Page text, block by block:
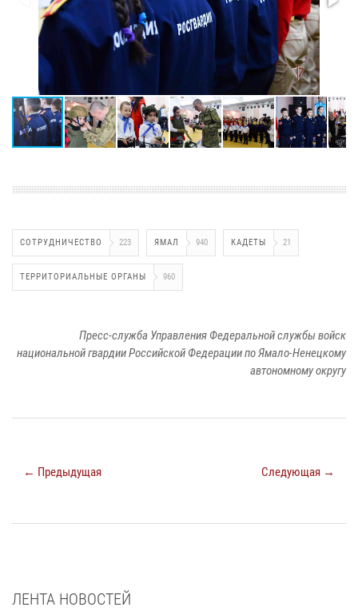
СОТРУДНИЧЕСТВО 223 ЯМАЛ 940 КАДЕТЫ 21
ТЕРРИТОРИАЛЬНЫЕ ОРГАНЫ 960
Пресс-служба Управления Федеральной службы войск
национальной гвардии Российской Федерации по Ямало-Ненецкому
автономному округу
← Предыдущая Следующая →
ЛЕНТА НОВОСТЕЙ